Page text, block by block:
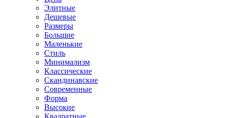
Элитные
Дешевые
Размеры
Большие
Маленькие
Стиль
Минимализм
Классические
Скандинавские
Современные
Форма
Высокие
Квадратные